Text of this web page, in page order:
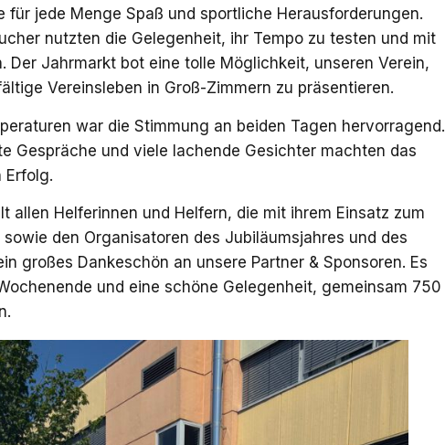
für jede Menge Spaß und sportliche Herausforderungen.
nutzten die Gelegenheit, ihr Tempo zu testen und mit
Der Jahrmarkt bot eine tolle Möglichkeit, unseren Verein,
Vereinsleben in Groß-Zimmern zu präsentieren.
war die Stimmung an beiden Tagen hervorragend.
Gespräche und viele lachende Gesichter machten das
Erfolg.
allen Helferinnen und Helfern, die mit ihrem Einsatz zum
den Organisatoren des Jubiläumsjahres und des
großes Dankeschön an unsere Partner & Sponsoren. Es
und eine schöne Gelegenheit, gemeinsam 750